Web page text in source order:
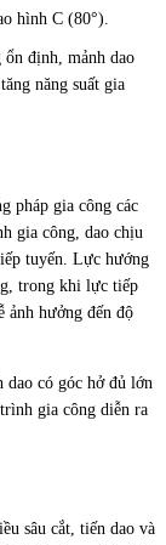
hình C (80°).
định, mảnh dao
năng suất gia
pháp gia công các
gia công, dao chịu
tuyến . Lực hướng
trong khi lực tiếp
ảnh hưởng đến độ
dao có góc hở đủ lớn
gia công diễn ra
sâu cắt, tiến dao và